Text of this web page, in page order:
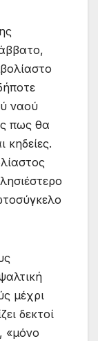
ναού
πως θα
κηδείες.
μέχρι
δεκτοί
«μόνο